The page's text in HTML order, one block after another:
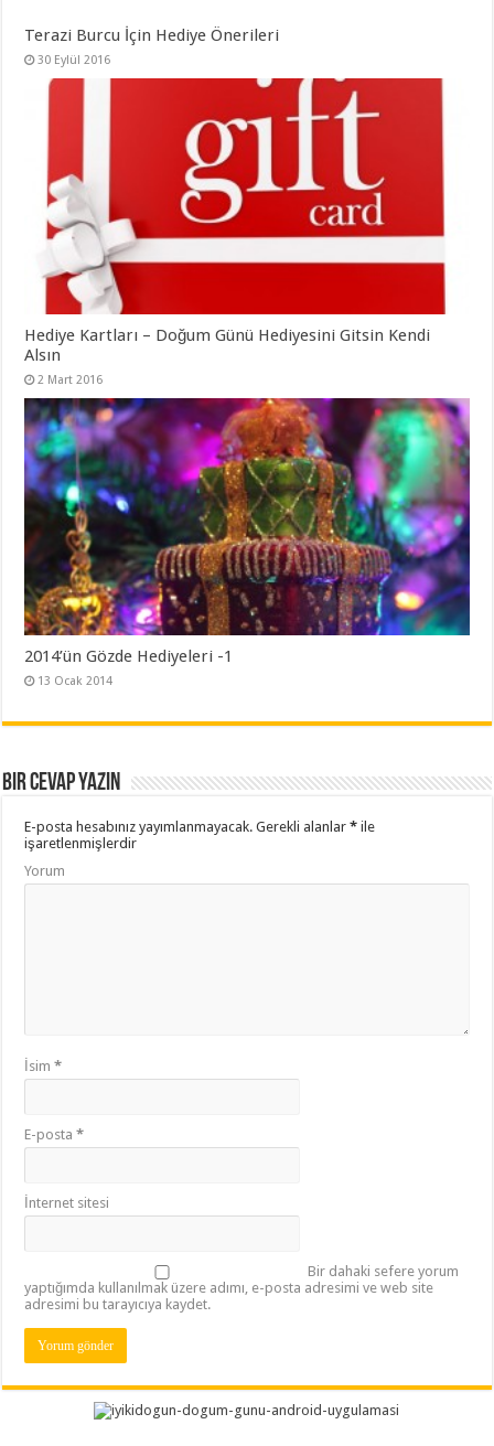
Terazi Burcu İçin Hediye Önerileri
30 Eylül 2016
Hediye Kartları – Doğum Günü Hediyesini Gitsin Kendi
Alsın
2 Mart 2016
2014’ün Gözde Hediyeleri -1
13 Ocak 2014
Bir cevap yazın
E-posta hesabınız yayımlanmayacak. Gerekli alanlar* ile
işaretlenmişlerdir
Yorum
İsim*
E-posta*
İnternet sitesi
Bir dahaki sefere yorum
yaptığımda kullanılmak üzere adımı, e-posta adresimi ve web site
adresimi bu tarayıcıya kaydet.